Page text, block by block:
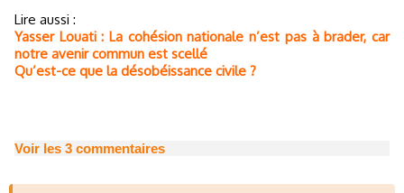
Lire aussi :
Yasser Louati : La cohésion nationale n’est pas à brader, car
notre avenir commun est scellé
Qu’est-ce que la désobéissance civile ?
Voir les 3 commentaires